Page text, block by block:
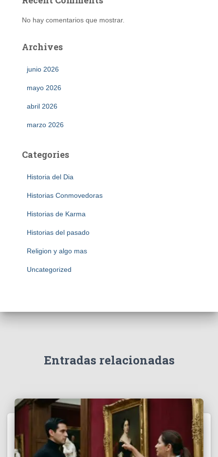
No hay comentarios que mostrar.
Archives
junio 2026
mayo 2026
abril 2026
marzo 2026
Categories
Historia del Dia
Historias Conmovedoras
Historias de Karma
Historias del pasado
Religion y algo mas
Uncategorized
Entradas relacionadas